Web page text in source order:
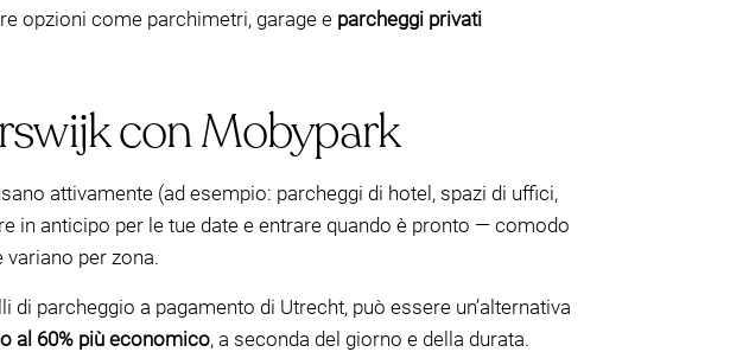
opzioni come parchimetri, garage e parcheggi privati
con Mobypark
attivamente (ad esempio: parcheggi di hotel, spazi di uffici,
in anticipo per le tue date e entrare quando è pronto — comodo
per zona.
parcheggio a pagamento di Utrecht, può essere un’alternativa
al 60% più economico, a seconda del giorno e della durata.